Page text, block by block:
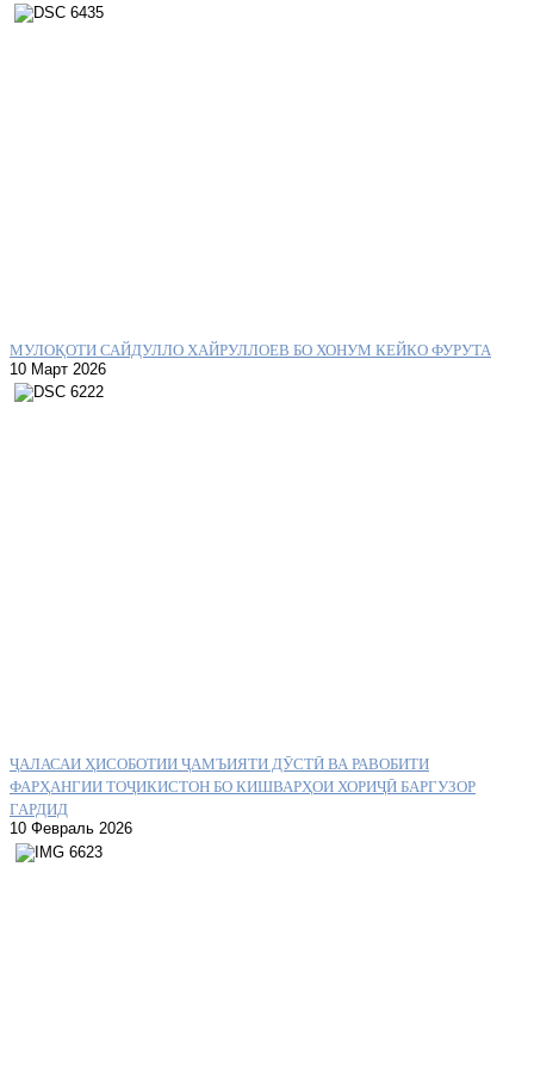
МУЛОҚОТИ САЙДУЛЛО ХАЙРУЛЛОЕВ БО ХОНУМ КЕЙКО ФУРУТА
10 Март 2026
ҶАЛАСАИ ҲИСОБОТИИ ҶАМЪИЯТИ ДӮСТӢ ВА РАВОБИТИ
ФАРҲАНГИИ ТОҶИКИСТОН БО КИШВАРҲОИ ХОРИҶӢ БАРГУЗОР
ГАРДИД
10 Февраль 2026